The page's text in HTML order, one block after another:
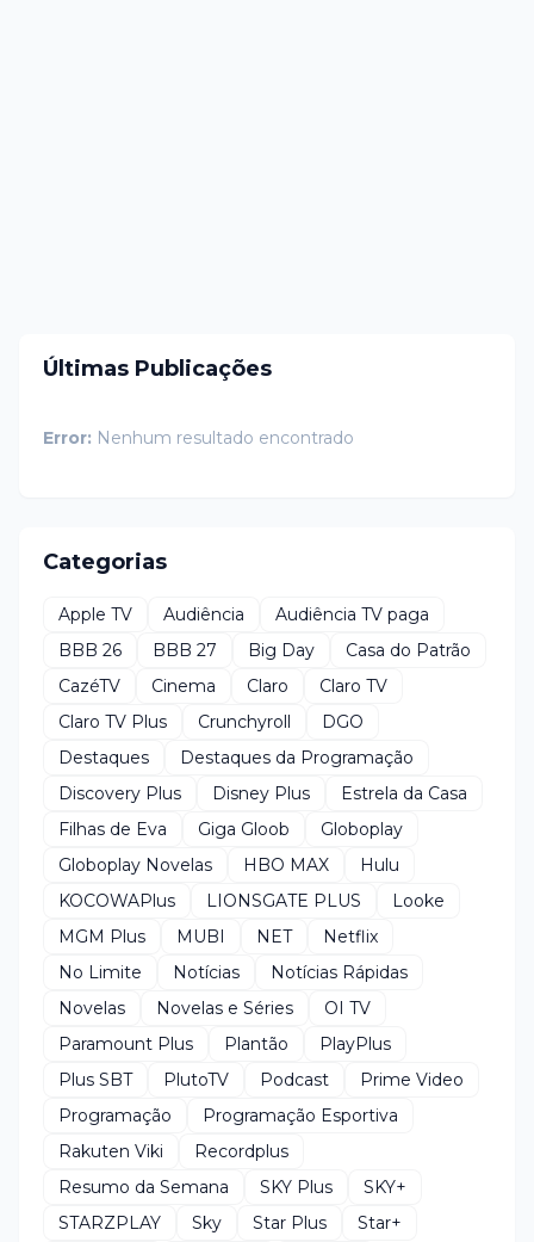
Últimas Publicações
Error: Nenhum resultado encontrado
Categorias
Apple TV Audiência
Audiência TV paga
BBB 26
BBB 27 Big Day
Casa do Patrão
CazéTV
Cinema Claro
Claro TV
Claro TV Plus
Crunchyroll
DGO
Destaques
Destaques da Programação
Discovery Plus
Disney Plus
Estrela da Casa
Filhas de Eva
Giga Gloob
Globoplay
Globoplay Novelas
HBO MAX
Hulu
KOCOWAPlus
LIONSGATE PLUS
Looke
MGM Plus
MUBI NET
Netflix
No Limite
Notícias
Notícias Rápidas
Novelas
Novelas e Séries
OI TV
Paramount Plus
Plantão
PlayPlus
Plus SBT
PlutoTV Podcast
Prime Video
Programação
Programação Esportiva
Rakuten Viki
Recordplus
Resumo da Semana
SKY Plus
SKY+
STARZPLAY
Sky Star Plus
Star+